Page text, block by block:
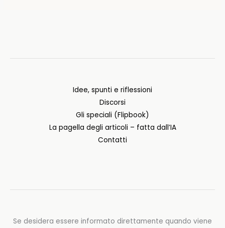
Idee, spunti e riflessioni
Discorsi
Gli speciali (Flipbook)
La pagella degli articoli – fatta dall’IA
Contatti
Se desidera essere informato direttamente quando viene